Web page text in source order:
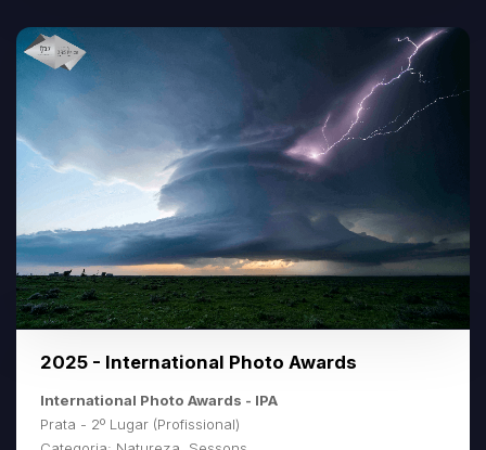
2025 - International Photo Awards
International Photo Awards - IPA
Prata - 2º Lugar (Profissional)